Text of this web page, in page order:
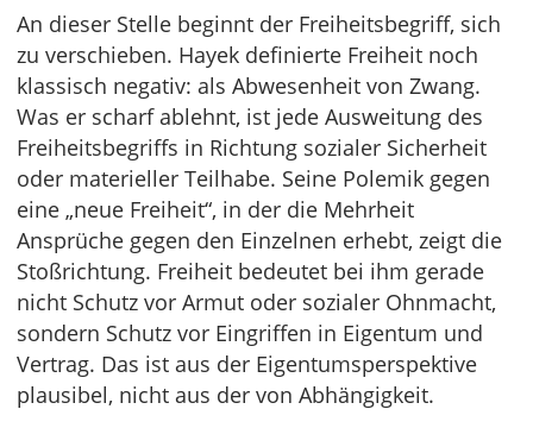
An dieser Stelle beginnt der Freiheitsbegriff, sich
zu verschieben. Hayek definierte Freiheit noch
klassisch negativ: als Abwesenheit von Zwang.
Was er scharf ablehnt, ist jede Ausweitung des
Freiheitsbegriffs in Richtung sozialer Sicherheit
oder materieller Teilhabe. Seine Polemik gegen
eine „neue Freiheit“, in der die Mehrheit
Ansprüche gegen den Einzelnen erhebt, zeigt die
Stoßrichtung. Freiheit bedeutet bei ihm gerade
nicht Schutz vor Armut oder sozialer Ohnmacht,
sondern Schutz vor Eingriffen in Eigentum und
Vertrag. Das ist aus der Eigentumsperspektive
plausibel, nicht aus der von Abhängigkeit.